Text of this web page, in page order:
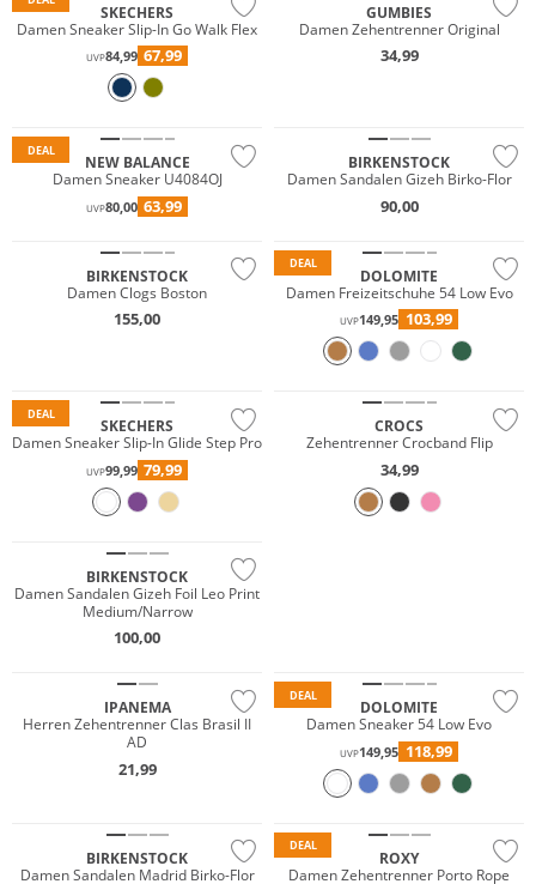
SKECHERS
Damen Sneaker Slip-In Go Walk Flex
UVP84,99 67,99
GUMBIES
Damen Zehentrenner Original
34,99
DEAL
NEW BALANCE
Damen Sneaker U4084OJ
UVP80,00 63,99
BIRKENSTOCK
Damen Sandalen Gizeh Birko-Flor
90,00
BIRKENSTOCK
Damen Clogs Boston
155,00
DEAL
Vibram®
DOLOMITE
Damen Freizeitschuhe 54 Low Evo
UVP149,95 103,99
DEAL
SKECHERS
Damen Sneaker Slip-In Glide Step Pro
UVP99,99 79,99
CROCS
Zehentrenner Crocband Flip
34,99
BIRKENSTOCK
Damen Sandalen Gizeh Foil Leo Print
Medium/Narrow
100,00
IPANEMA
Herren Zehentrenner Clas Brasil II
AD
21,99
DEAL
DOLOMITE
Damen Sneaker 54 Low Evo
UVP149,95 118,99
BIRKENSTOCK
Damen Sandalen Madrid Birko-Flor
DEAL
ROXY
Damen Zehentrenner Porto Rope